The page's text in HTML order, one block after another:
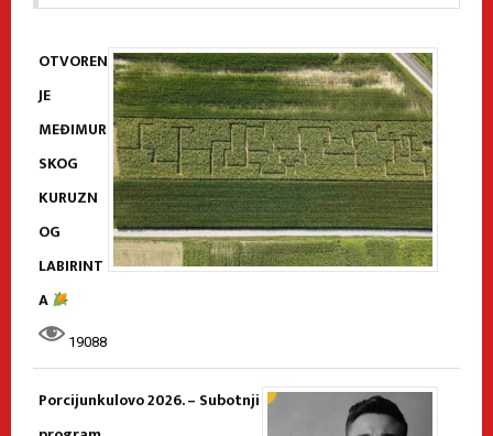
OTVOREN
JE
MEĐIMUR
SKOG
KURUZN
OG
LABIRINT
A
19088
Porcijunkulovo 2026. – Subotnji